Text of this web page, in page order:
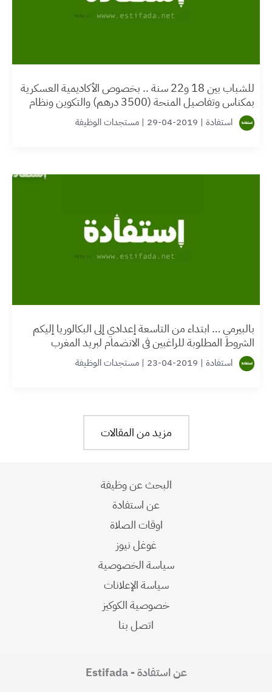
للشباب بين 18 و22 سنة .. بخصوص الأكاديمية العسكرية
بمكناس وتفاصيل المنحة (3500 درهم) والتكوين ونظام
الدراسةاستفادة |
2019-04-29
|مستجدات الوظيفة
بالبيرمي … ابتداء من التاسعة إعدادي إلى البكالوريا إليكم
الشروط المطلوبة للراغبين في الانضمام لبريد المغرب
استفادة |
2019-04-23
|مستجدات الوظيفة
مزيد من المقالات
البحث عن وظيفة
عن استفادة
اوقات الصلاة
غوغل نيوز
سياسة الخصوصية
سياسة الإعلانات
خصوصية الكوكيز
اتصل بنا
عن استفادة - Estifada